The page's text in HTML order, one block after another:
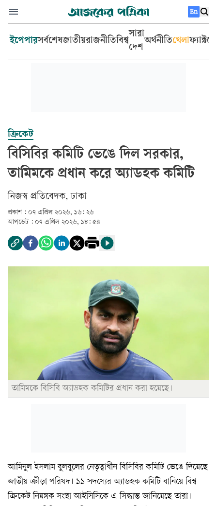
En
ইপেপারসর্বশেষজাতীয়রাজনীতিবিশ্ব
সারা
দেশ
অর্থনীতিখেলা
ক্রিকেট
বিসিবির কমিটি ভেঙে দিল সরকার,
তামিমকে প্রধান করে অ্যাডহক কমিটি
‎নিজস্ব প্রতিবেদক, ঢাকা‎
প্রকাশ : ০৭ এপ্রিল ২০২৬, ১৬: ২৬
আপডেট : ০৭ এপ্রিল ২০২৬, ১৮: ৫৪
তামিমকে বিসিবি অ্যাডহক কমিটির প্রধান করা হয়েছে।
আমিনুল ইসলাম বুলবুলের নেতৃত্বাধীন বিসিবির কমিটি ভেঙে দিয়েছে
জাতীয় ক্রীড়া পরিষদ। ১১ সদস্যের অ্যাডহক কমিটি বানিয়ে বিশ্ব
ক্রিকেট নিয়ন্ত্রক সংস্থা আইসিসিকে এ সিদ্ধান্ত জানিয়েছে তারা।